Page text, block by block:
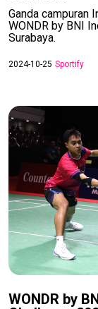
Ganda campuran
WONDR by BNI
Surabaya.
2024-10-25 Sportify
WONDR by